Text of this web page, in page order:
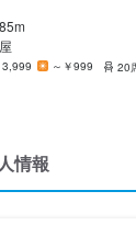
3,999 ～￥999 20
情報
フ・サー
サービススタ
円
り 給与手渡しOK